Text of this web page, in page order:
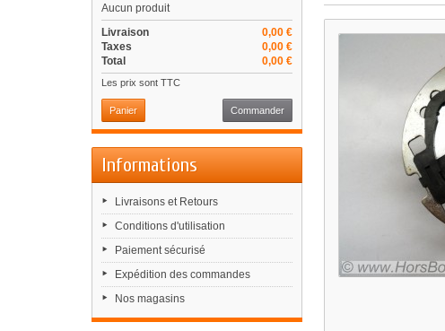
Aucun produit
0,00 €
Livraison
0,00 €
Taxes
0,00 €
Total
Les prix sont TTC
Panier Commander
Informations
Livraisons et Retours
Conditions d'utilisation
Paiement sécurisé
Expédition des commandes
Nos magasins